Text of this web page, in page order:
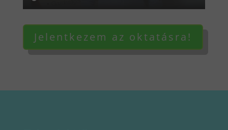
Jelentkezem az oktatásra!